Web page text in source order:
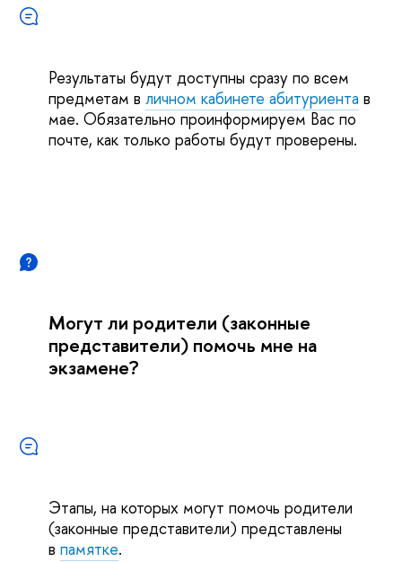
Результаты будут доступны сразу по всем
предметам в личном кабинете абитуриента в
мае. Обязательно проинформируем Вас по
почте, как только работы будут проверены.
Могут ли родители (законные
представители) помочь мне на
экзамене?
Этапы, на которых могут помочь родители
(законные представители) представлены
в памятке.